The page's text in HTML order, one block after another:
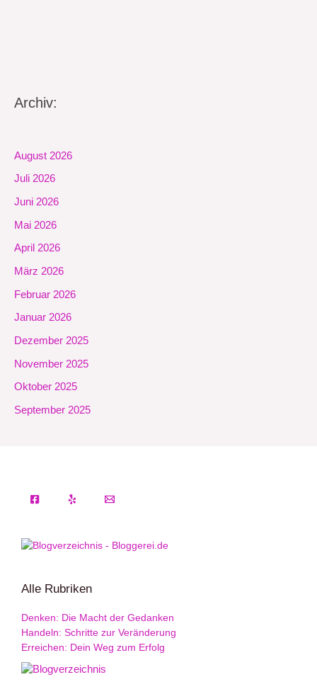
Archiv:
August 2026
Juli 2026
Juni 2026
Mai 2026
April 2026
März 2026
Februar 2026
Januar 2026
Dezember 2025
November 2025
Oktober 2025
September 2025
Alle Rubriken
Denken: Die Macht der Gedanken
Handeln: Schritte zur Veränderung
Erreichen: Dein Weg zum Erfolg